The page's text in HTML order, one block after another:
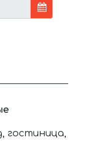
гостиница,